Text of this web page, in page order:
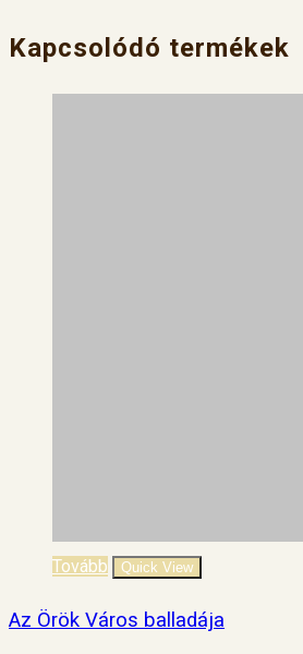
Kapcsolódó termékek
Tovább Quick View
Az Örök Város balladája